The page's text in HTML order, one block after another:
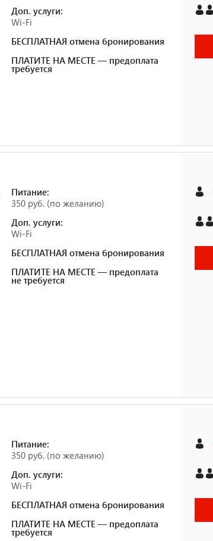
Доп. услуги:
Wi-Fi
БЕСПЛАТНАЯ отмена бронирования
ПЛАТИТЕ НА МЕСТЕ — предоплата
требуется
Питание:
350 руб. (по желанию)
Доп. услуги:
Wi-Fi
БЕСПЛАТНАЯ отмена бронирования
ПЛАТИТЕ НА МЕСТЕ — предоплата
не требуется
Питание:
350 руб. (по желанию)
Доп. услуги:
Wi-Fi
БЕСПЛАТНАЯ отмена бронирования
ПЛАТИТЕ НА МЕСТЕ — предоплата
требуется